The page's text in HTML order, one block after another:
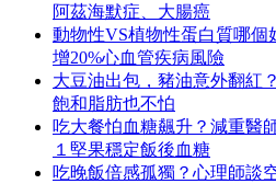
阿茲海默症、大腸癌
動物性VS植物性蛋白質哪
增20%心血管疾病風險
大豆油出包，豬油意外翻紅
飽和脂肪也不怕
吃大餐怕血糖飆升？減重醫
１堅果穩定飯後血糖
吃晚飯倍感孤獨？心理師談